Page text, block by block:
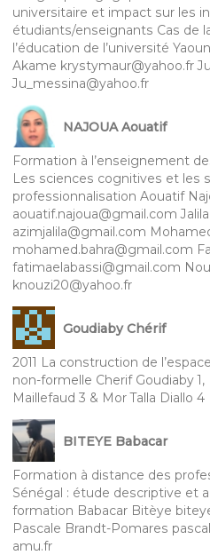
universitaire et impact sur les
étudiants/enseignants Cas de
l’éducation de l’université
Akame krystymaur@yahoo.fr
Ju_messina@yahoo.fr
NAJOUA Aouatif
Formation à l’enseignement
Les sciences cognitives et les
professionnalisation Aouatif
aouatif.najoua@gmail.com
azimjalila@gmail.com
mohamed.bahra@gmail.com
fatimaelabassi@gmail.com
knouzi20@yahoo.fr
Goudiaby Chérif
2011 La construction de
non-formelle Cherif Goudiaby 1,
Maillefaud 3 & Mor Talla Diallo 4
BITEYE Babacar
Formation à distance des
Sénégal : étude descriptive et
formation Babacar Bitèye
Pascale Brandt-Pomares
amu.fr